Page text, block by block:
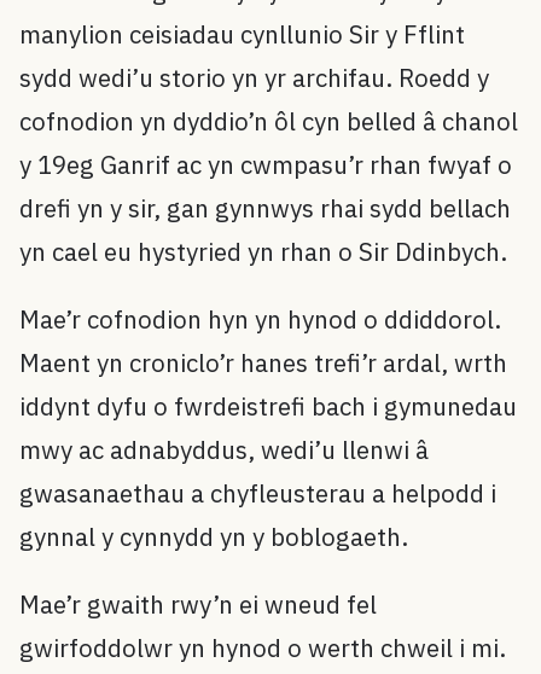
manylion ceisiadau cynllunio Sir y Fflint
sydd wedi’u storio yn yr archifau. Roedd y
cofnodion yn dyddio’n ôl cyn belled â chanol
y 19eg Ganrif ac yn cwmpasu’r rhan fwyaf o
drefi yn y sir, gan gynnwys rhai sydd bellach
yn cael eu hystyried yn rhan o Sir Ddinbych.
Mae’r cofnodion hyn yn hynod o ddiddorol.
Maent yn croniclo’r hanes trefi’r ardal, wrth
iddynt dyfu o fwrdeistrefi bach i gymunedau
mwy ac adnabyddus, wedi’u llenwi â
gwasanaethau a chyfleusterau a helpodd i
gynnal y cynnydd yn y boblogaeth.
Mae’r gwaith rwy’n ei wneud fel
gwirfoddolwr yn hynod o werth chweil i mi.